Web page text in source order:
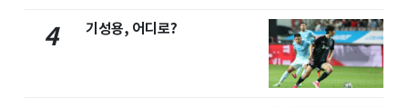
4 기성용, 어디로?